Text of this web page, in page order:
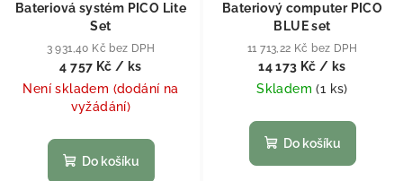
Bateriová systém PICO Lite
Set
3 931,40 Kč bez DPH
4 757 Kč / ks
Není skladem (dodání na
vyžádání)
Do košíku
Bateriový computer PICO
BLUE set
11 713,22 Kč bez DPH
14 173 Kč/ ks
Skladem(1 ks)
Do košíku